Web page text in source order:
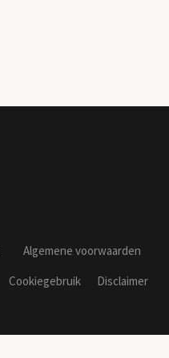
Algemene voorwaarden
Cookiegebruik
Disclaimer